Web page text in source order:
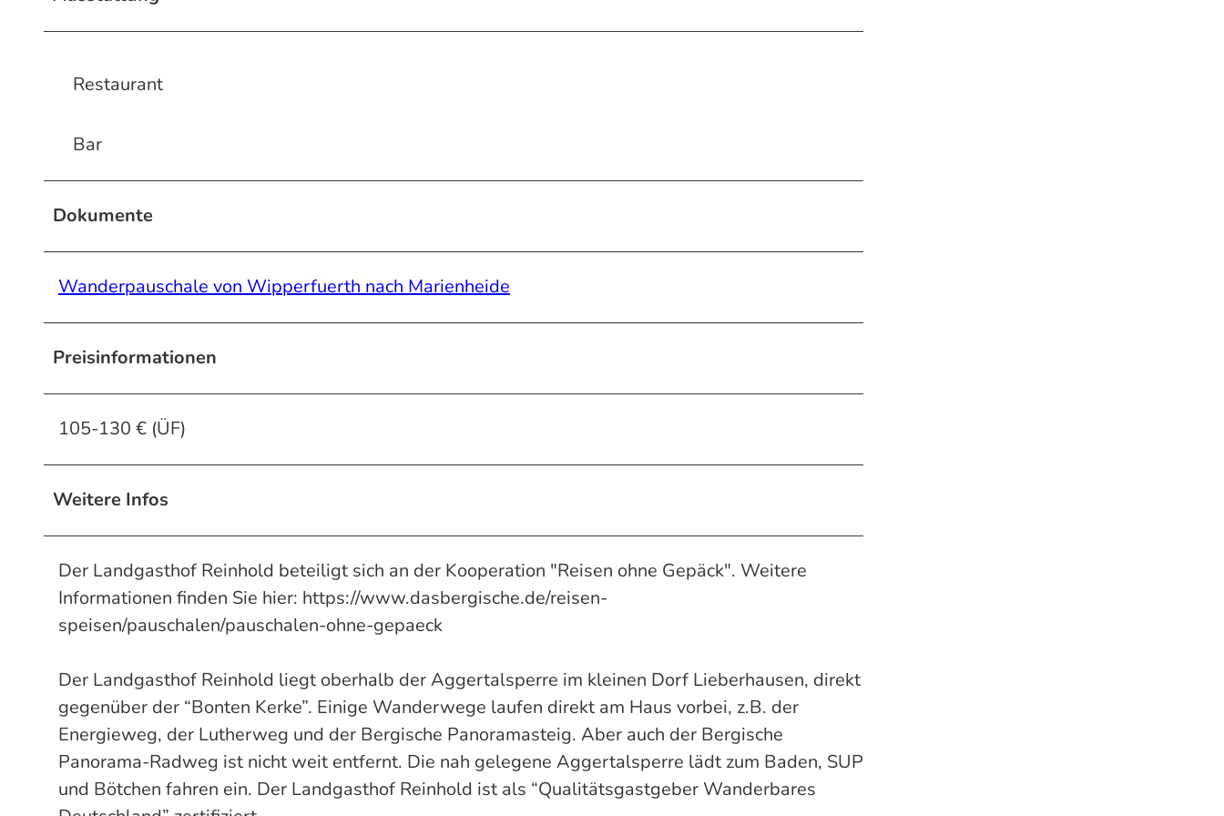
Restaurant
Bar
Dokumente
Wanderpauschale von Wipperfuerth nach Marienheide
Preisinformationen
105-130 € (ÜF)
Weitere Infos
Der Landgasthof Reinhold beteiligt sich an der Kooperation "Reisen ohne Gepäck". Weitere
Informationen finden Sie hier: https://www.dasbergische.de/reisen-
speisen/pauschalen/pauschalen-ohne-gepaeck
Der Landgasthof Reinhold liegt oberhalb der Aggertalsperre im kleinen Dorf Lieberhausen, direkt
gegenüber der “Bonten Kerke”. Einige Wanderwege laufen direkt am Haus vorbei, z.B. der
Energieweg, der Lutherweg und der Bergische Panoramasteig. Aber auch der Bergische
Panorama-Radweg ist nicht weit entfernt. Die nah gelegene Aggertalsperre lädt zum Baden, SUP
und Bötchen fahren ein. Der Landgasthof Reinhold ist als “Qualitätsgastgeber Wanderbares